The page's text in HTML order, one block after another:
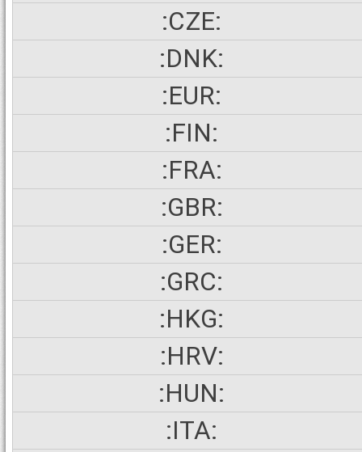
:CZE:
:DNK:
:EUR:
:FIN:
:FRA:
:GBR:
:GER:
:GRC:
:HKG:
:HRV:
:HUN:
:ITA: